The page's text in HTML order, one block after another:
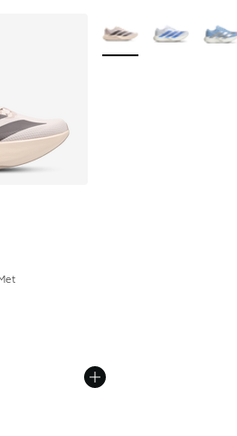
Der Preis ist von € 149,99 auf €
Weitere Farben